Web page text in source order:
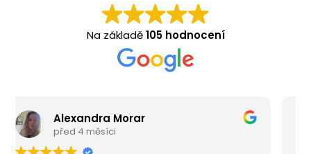
Na základě105 hodnocení
Hana Strajtova
před 4 měsíci